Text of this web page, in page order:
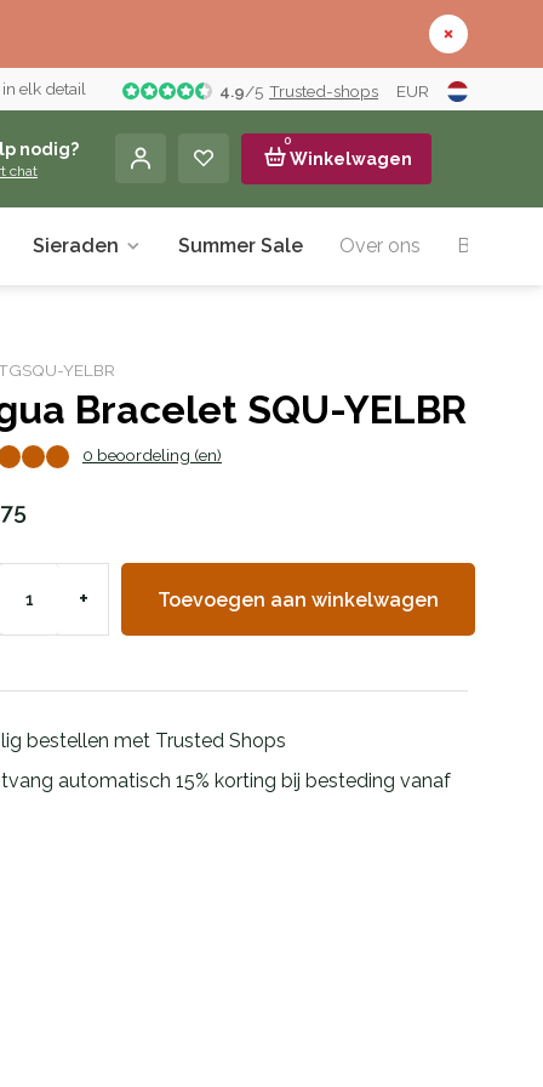
elk detail 4.9/5 Trusted-shops EUR
nodig?
chat
0
Winkelwagen
Sieraden Summer Sale Over ons Blog
YELBR
Bracelet SQU-YELBR
0 beoordeling (en)
+ Toevoegen aan winkelwagen
bestellen met Trusted Shops
automatisch 15% korting bij besteding vanaf